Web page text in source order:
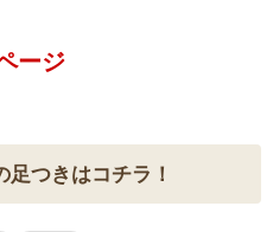
ージ
足つきはコチラ！